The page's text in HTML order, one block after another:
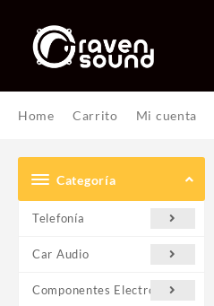
contenido
Home Carrito Mi cuenta
Categoría
Telefonía
Car Audio
Componentes Electrónicos